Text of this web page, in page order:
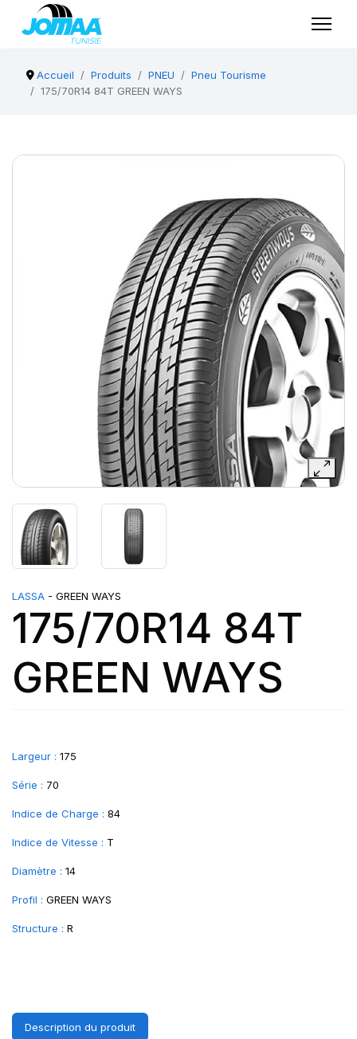
Accueil Produits PNEU
Pneu Tourisme
175/70R14 84T GREEN WAYS
LASSA - GREEN WAYS
175/70R14 84T
GREEN WAYS
Largeur : 175
Série : 70
Indice de Charge : 84
Indice de Vitesse : T
Diamètre : 14
Profil : GREEN WAYS
Structure : R
Description du produit